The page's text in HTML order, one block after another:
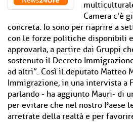
Camera c'è
concreta. Io sono per riaprire a
con le forze politiche disponibili
approvarla, a partire dai Gruppi
sostenuto il Decreto
ad altri”. Così il deputato Matteo
Immigrazione, in una intervista a
parlando - ha aggiunto Mauri- di
per evitare che nel nostro Paese
arretrate della realtà e per